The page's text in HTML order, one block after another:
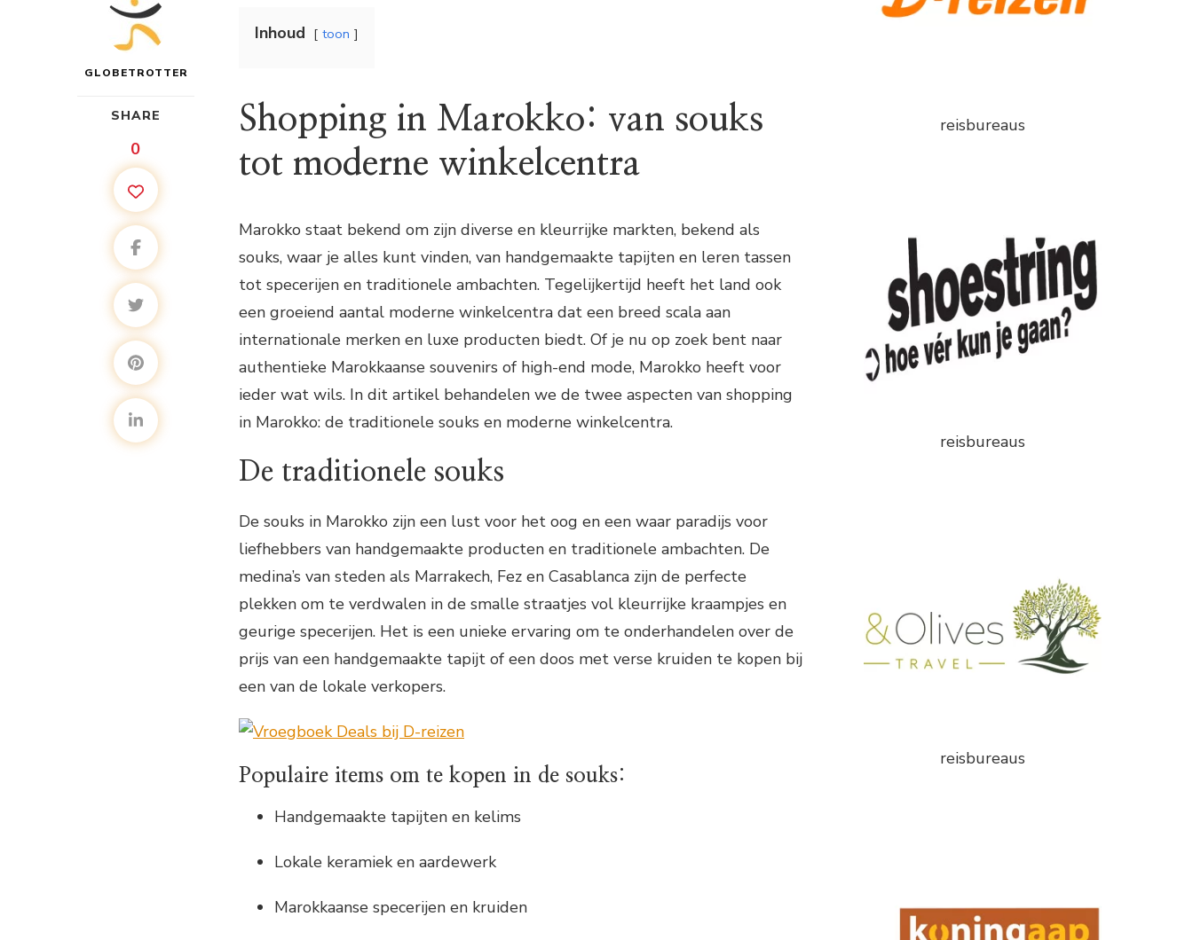
GLOBETROTTER
SHARE
0
Inhoud toon
Shopping in Marokko: van souks
tot moderne winkelcentra
Marokko staat bekend om zijn diverse en kleurrijke markten, bekend als
souks, waar je alles kunt vinden, van handgemaakte tapijten en leren tassen
tot specerijen en traditionele ambachten. Tegelijkertijd heeft het land ook
een groeiend aantal moderne winkelcentra dat een breed scala aan
internationale merken en luxe producten biedt. Of je nu op zoek bent naar
authentieke Marokkaanse souvenirs of high-end mode, Marokko heeft voor
ieder wat wils. In dit artikel behandelen we de twee aspecten van shopping
in Marokko: de traditionele souks en moderne winkelcentra.
De traditionele souks
De souks in Marokko zijn een lust voor het oog en een waar paradijs voor
liefhebbers van handgemaakte producten en traditionele ambachten. De
medina’s van steden als Marrakech, Fez en Casablanca zijn de perfecte
plekken om te verdwalen in de smalle straatjes vol kleurrijke kraampjes en
geurige specerijen. Het is een unieke ervaring om te onderhandelen over de
prijs van een handgemaakte tapijt of een doos met verse kruiden te kopen bij
een van de lokale verkopers.
Populaire items om te kopen in de souks:
Handgemaakte tapijten en kelims
Lokale keramiek en aardewerk
Marokkaanse specerijen en kruiden
reisbureaus
reisbureaus
reisbureaus